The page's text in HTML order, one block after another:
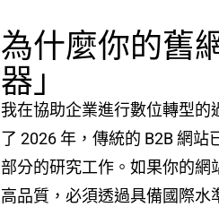
為什麼你的舊
器」
我在協助企業進行數位轉型的
了 2026 年，傳統的 B2B 網
部分的研究工作。如果你的網
高品質，必須透過具備國際水